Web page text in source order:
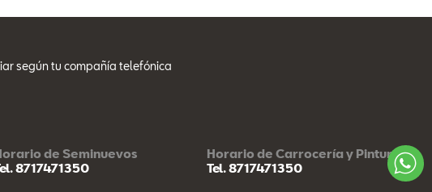
según tu compañía telefónica
de Seminuevos
8717471350
Horario de Carrocería y Pintura
Tel. 8717471350